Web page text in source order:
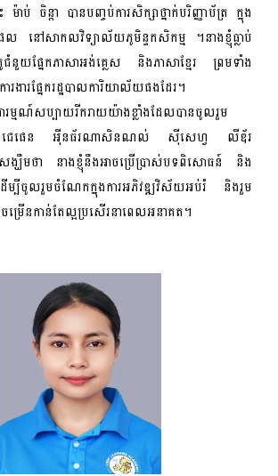
ម៉ាប់ ចិន្តា បានបញ្ចប់ការសិក្សាថ្នាក់បរិញ្ញាប័ត្រ ក្នុង
ផល នៅសាកលវិទ្យាល័យភូមិន្ទកសិកម្ម ។នាងខ្ញុំធ្លាប់
គ្រូជំនួយផ្នែកភាសាអង់គ្លេស និងភាសាខ្មែរ ព្រមទាំង
ងារផ្នែករដ្ឋបាលការិយាល័យផងដែរ។
ារម្មណ៍សប្បាយរីករាយយ៉ាងខ្លាំងដែលបានចូលរួម
ា ជេផេន អ៉ីនធ័រណាសិនណល់ ស៊ីសេហ្វ លីឌ័រ
ង្ឃឹមថា នាងខ្ញុំនឹងអាចប្រើប្រាស់បទពិសោធន៍ និង
បីចូលរួមចំណែកក្នុងការអភិវឌ្ឍវិស័យអប់រំ និងរួម
រើនកាន់តែល្អប្រសើរនាពេលអនាគត។